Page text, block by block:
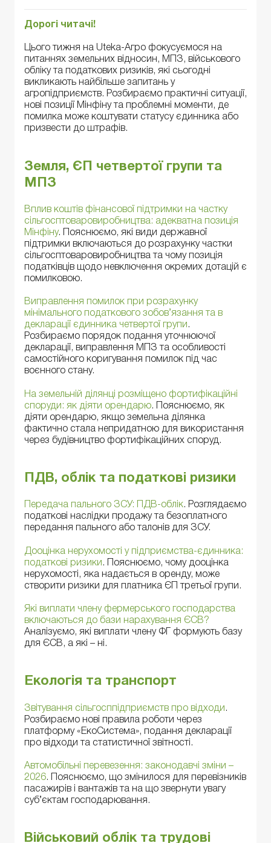
Дорогі читачі!
Цього тижня на Uteka-Агро фокусуємося на
питаннях земельних відносин, МПЗ, військового
обліку та податкових ризиків, які сьогодні
викликають найбільше запитань у
агропідприємств. Розбираємо практичні ситуації,
нові позиції Мінфіну та проблемні моменти, де
помилка може коштувати статусу єдинника або
призвести до штрафів.
Земля, ЄП четвертої групи та
МПЗ
Вплив коштів фінансової підтримки на частку
сільгосптоваровиробництва: адекватна позиція
Мінфіну. Пояснюємо, які види державної
підтримки включаються до розрахунку частки
сільгосптоваровиробництва та чому позиція
податківців щодо невключення окремих дотацій є
помилковою.
Виправлення помилок при розрахунку
мінімального податкового зобов’язання та в
декларації єдинника четвертої групи .
Розбираємо порядок подання уточнюючої
декларації, виправлення МПЗ та особливості
самостійного коригування помилок під час
воєнного стану.
На земельній ділянці розміщено фортифікаційні
споруди: як діяти орендарю. Пояснюємо, як
діяти орендарю, якщо земельна ділянка
фактично стала непридатною для використання
через будівництво фортифікаційних споруд.
ПДВ, облік та податкові ризики
Передача пального ЗСУ: ПДВ-облік. Розглядаємо
податкові наслідки продажу та безоплатного
передання пального або талонів для ЗСУ.
Дооцінка нерухомості у підприємства-єдинника:
податкові ризики . Пояснюємо, чому дооцінка
нерухомості, яка надається в оренду, може
створити ризики для платника ЄП третьої групи.
Які виплати члену фермерського господарства
включаються до бази нарахування ЄСВ?
Аналізуємо, які виплати члену ФГ формують базу
для ЄСВ, а які – ні.
Екологія та транспорт
Звітування сільгосппідприємств про відходи .
Розбираємо нові правила роботи через
платформу «ЕкоСистема», подання декларації
про відходи та статистичної звітності.
Автомобільні перевезення: законодавчі зміни –
2026. Пояснюємо, що змінилося для перевізників
пасажирів і вантажів та на що звернути увагу
суб’єктам господарювання.
Військовий облік та трудові